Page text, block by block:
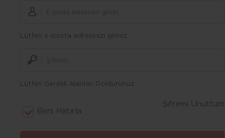
Lütfen e-posta adresinizi giriniz
Lütfen Gerekli Alanları Doldurunuz.
Beni Hatırla
Şifremi Unuttum